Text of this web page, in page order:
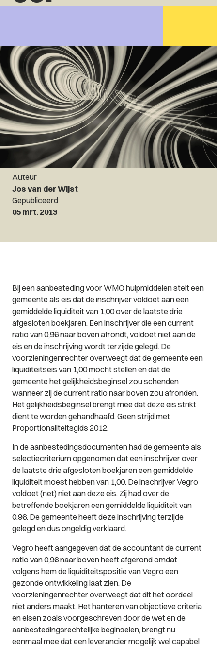
Auteur
Jos van der Wijst
Gepubliceerd
05 mrt. 2013
Bij een aanbesteding voor WMO hulpmiddelen stelt een
gemeente als eis dat de inschrijver voldoet aan een
gemiddelde liquiditeit van 1,00 over de laatste drie
afgesloten boekjaren. Een inschrijver die een current
ratio van 0,96 naar boven afrondt, voldoet niet aan de
eis en de inschrijving wordt terzijde gelegd. De
voorzieningenrechter overweegt dat de gemeente een
liquiditeitseis van 1,00 mocht stellen en dat de
gemeente het gelijkheidsbeginsel zou schenden
wanneer zij de current ratio naar boven zou afronden.
Het gelijkheidsbeginsel brengt mee dat deze eis strikt
dient te worden gehandhaafd. Geen strijd met
Proportionaliteitsgids 2012.
In de aanbestedingsdocumenten had de gemeente als
selectiecriterium opgenomen dat een inschrijver over
de laatste drie afgesloten boekjaren een gemiddelde
liquiditeit moest hebben van 1,00. De inschrijver Vegro
voldoet (net) niet aan deze eis. Zij had over de
betreffende boekjaren een gemiddelde liquiditeit van
0,96. De gemeente heeft deze inschrijving terzijde
gelegd en dus ongeldig verklaard.
Vegro heeft aangegeven dat de accountant de current
ratio van 0,96 naar boven heeft afgerond omdat
volgens hem de liquiditeitspositie van Vegro een
gezonde ontwikkeling laat zien. De
voorzieningenrechter overweegt dat dit het oordeel
niet anders maakt. Het hanteren van objectieve criteria
en eisen zoals voorgeschreven door de wet en de
aanbestedingsrechtelijke beginselen, brengt nu
eenmaal mee dat een leverancier mogelijk wel capabel